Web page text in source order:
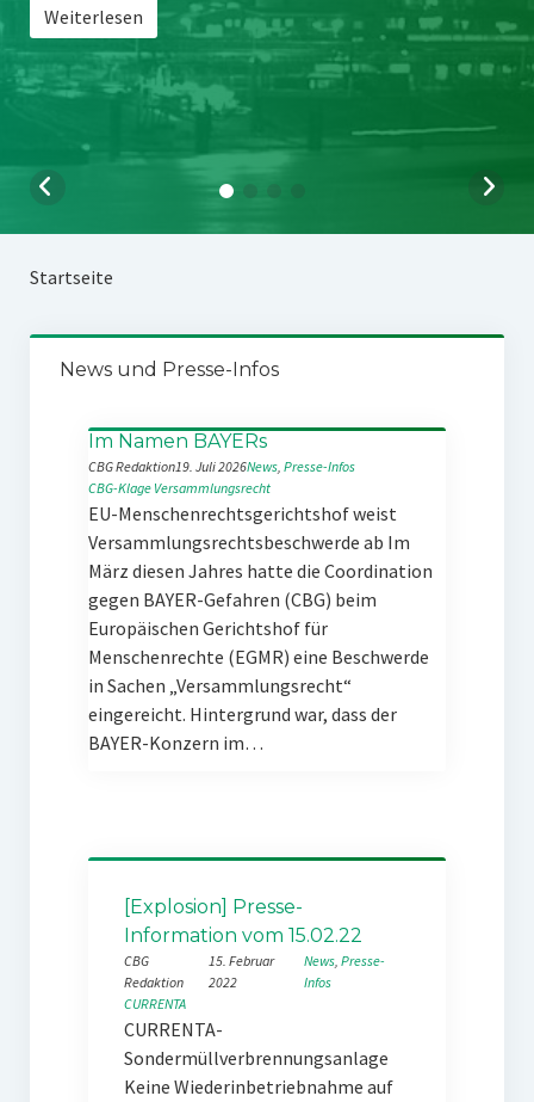
Weiterlesen
Startseite
News und Presse-Infos
Im Namen BAYERs
CBG Redaktion19. Juli 2026News, Presse-Infos
CBG-Klage Versammlungsrecht
EU-Menschenrechtsgerichtshof weist
Versammlungsrechtsbeschwerde ab Im
März diesen Jahres hatte die Coordination
gegen BAYER-Gefahren (CBG) beim
Europäischen Gerichtshof für
Menschenrechte (EGMR) eine Beschwerde
in Sachen „Versammlungsrecht“
eingereicht. Hintergrund war, dass der
BAYER-Konzern im…
[Explosion] Presse-
Information vom 15.02.22
CBG
Redaktion
15. Februar
2022
News, Presse-
Infos
CURRENTA
CURRENTA-
Sondermüllverbrennungsanlage
Keine Wiederinbetriebnahme auf